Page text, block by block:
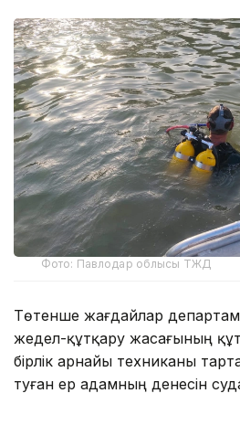
Фото: Павлодар облысы ТЖД
Төтенше жағдайлар
жедел-құтқару жасағының
бірлік арнайы техниканы
туған ер адамның денесін